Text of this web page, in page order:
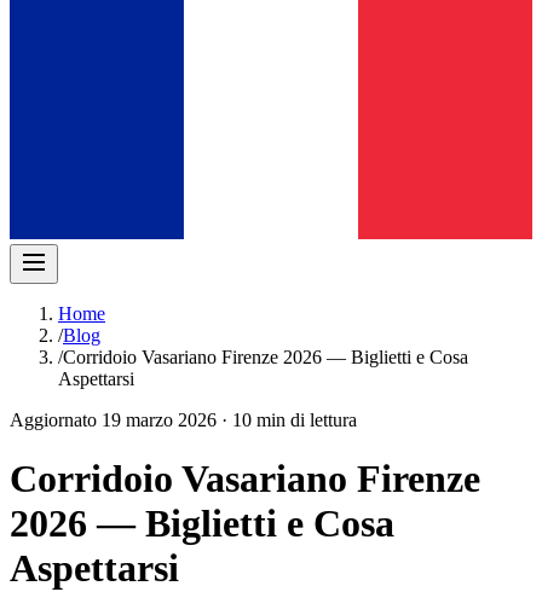
Home
/Blog
/Corridoio Vasariano Firenze 2026 — Biglietti e Cosa
Aspettarsi
Aggiornato 19 marzo 2026 · 10 min di lettura
Corridoio Vasariano Firenze
2026 — Biglietti e Cosa
Aspettarsi